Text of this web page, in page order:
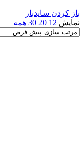
باز کردن سایدبار
نمایش 12
20
30 همه